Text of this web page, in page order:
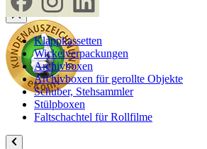
Klappkassetten
Wickelverpackungen
Archivboxen
Archivboxen für gerollte Objekte
Schuber, Stehsammler
Stülpboxen
Faltschachtel für Rollfilme